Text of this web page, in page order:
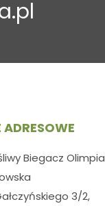
ADRESOWE
Biegacz Olimpia
3/2,